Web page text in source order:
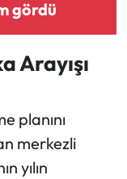
gördü
Arayışı
planını
merkezli
yılın